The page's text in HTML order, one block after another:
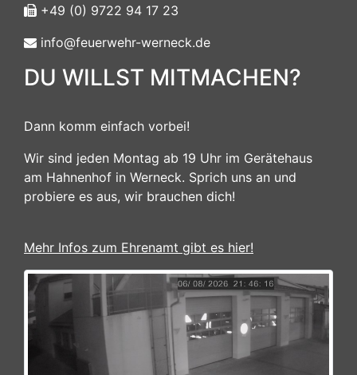
+49 (0) 9722 94 17 23
info@feuerwehr-werneck.de
DU WILLST MITMACHEN?
Dann komm einfach vorbei!
Wir sind jeden Montag ab 19 Uhr im Gerätehaus
am Hahnenhof in Werneck. Sprich uns an und
probiere es aus, wir brauchen dich!
Mehr Infos zum Ehrenamt gibt es hier!